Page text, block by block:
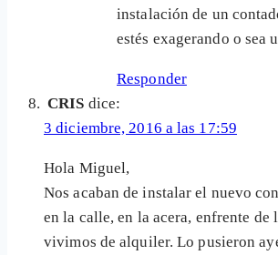
instalación de un
estés exagerando o sea
Responder
CRIS dice:
3 diciembre, 2016 a las 17:59
Hola Miguel,
Nos acaban de instalar el nuevo
en la calle, en la acera, enfrente de
vivimos de alquiler. Lo pusieron